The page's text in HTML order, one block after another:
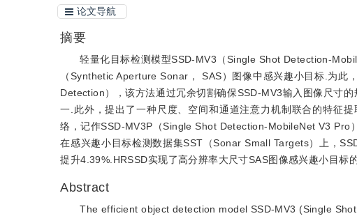
论文导航
摘要
轻量化目标检测模型SSD-MV3（Single Shot Detection-
（Synthetic Aperture Sonar， SAS）图像中感兴趣小目标.为
Detection），该方法通过冗余切割确保SSD-MV3输入图像尺寸
一.此外，提出了一种尺度、空间和通道注意力机制联合的特征
络，记作SSD-MV3P（Single Shot Detection-MobileNet V3 Pro
在感兴趣小目标检测数据集SST（Sonar Small Targets）上，
提升4.39%.HRSSD实现了高分辨率大尺寸SAS图像感兴趣小目标
Abstract
The efficient object detection model SSD-MV3 (Single